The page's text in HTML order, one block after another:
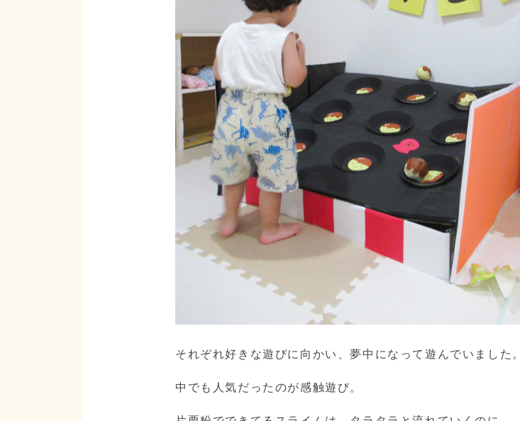
それぞれ好きな遊びに向かい、夢中になって遊んでいました。
中でも人気だったのが感触遊び。